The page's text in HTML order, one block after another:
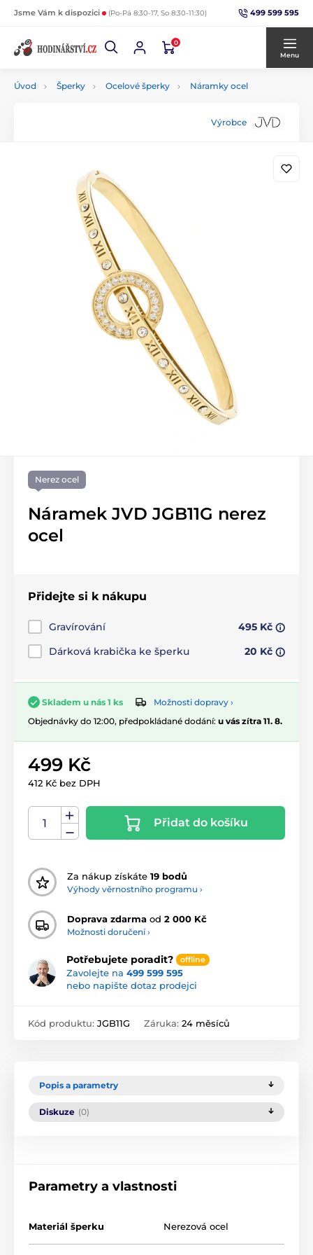
Jsme Vám k dispozici (Po-Pá 8:30-17, So 8:30-11:30) 499 599 595
0
Menu
Úvod Šperky Ocelové šperky Náramky ocel
Výrobce
Nerez ocel
Náramek JVD JGB11G nerez
ocel
Přidejte si k nákupu
Gravírování
495 Kč
Dárková krabička ke šperku
20 Kč
Skladem u nás 1 ks
Možnosti dopravy ›
Objednávky do 12:00, předpokládané dodání: u vás zítra 11. 8.
499 Kč
412 Kč bez DPH
Přidat do košíku
Za nákup získáte 19 bodů
Výhody věrnostního programu ›
Doprava zdarma od 2 000 Kč
Možnosti doručení ›
Potřebujete poradit? offline
Zavolejte na 499 599 595
nebo napište dotaz prodejci
Kód produktu: JGB11G Záruka: 24 měsíců
Popis a parametry
Diskuze (0)
Parametry a vlastnosti
Materiál šperku Nerezová ocel